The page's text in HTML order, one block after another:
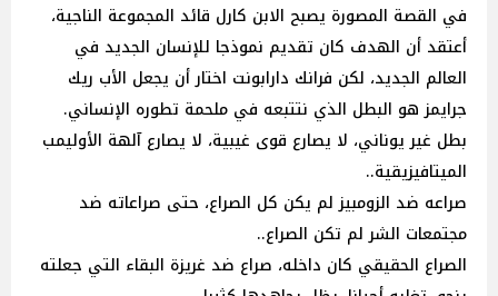
في القصة المصورة يصبح الابن كارل قائد المجموعة الناجية،
أعتقد أن الهدف كان تقديم نموذجا للإنسان الجديد في
العالم الجديد، لكن فرانك دارابونت اختار أن يجعل الأب ريك
جرايمز هو البطل الذي نتتبعه في ملحمة تطوره الإنساني.
بطل غير يوناني، لا يصارع قوى غيبية، لا يصارع آلهة الأوليمب
الميتافيزيقية..
صراعه ضد الزومبيز لم يكن كل الصراع، حتى صراعاته ضد
مجتمعات الشر لم تكن الصراع..
الصراع الحقيقي كان داخله، صراع ضد غريزة البقاء التي جعلته